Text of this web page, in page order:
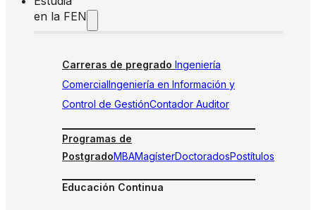
en la FEN
Carreras de pregrado Ingeniería
ComercialIngeniería en Información y
Control de GestiónContador Auditor
Programas de
PostgradoMBAMagísterDoctoradosPostítulos
Educación Continua